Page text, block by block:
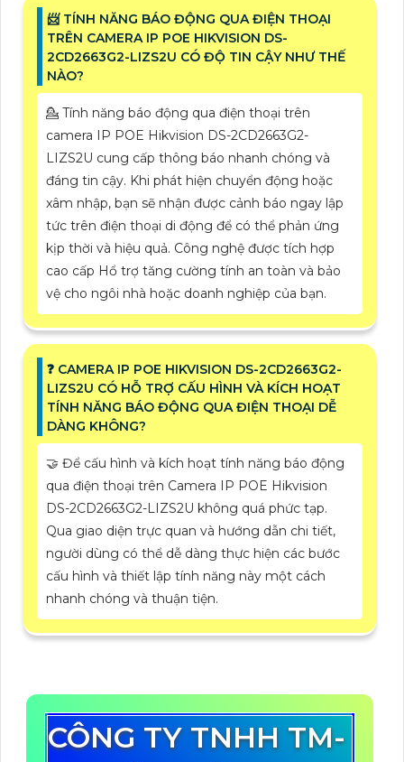
📨 TÍNH NĂNG BÁO ĐỘNG QUA ĐIỆN THOẠI
TRÊN CAMERA IP POE HIKVISION DS-
2CD2663G2-LIZS2U CÓ ĐỘ TIN CẬY NHƯ THẾ
NÀO?
💁 Tính năng báo động qua điện thoại trên
camera IP POE Hikvision DS-2CD2663G2-
LIZS2U cung cấp thông báo nhanh chóng và
đáng tin cậy. Khi phát hiện chuyển động hoặc
xâm nhập, bạn sẽ nhận được cảnh báo ngay lập
tức trên điện thoại di động để có thể phản ứng
kịp thời và hiệu quả. Công nghệ được tích hợp
cao cấp Hổ trợ tăng cường tính an toàn và bảo
vệ cho ngôi nhà hoặc doanh nghiệp của bạn.
❓ CAMERA IP POE HIKVISION DS-2CD2663G2-
LIZS2U CÓ HỖ TRỢ CẤU HÌNH VÀ KÍCH HOẠT
TÍNH NĂNG BÁO ĐỘNG QUA ĐIỆN THOẠI DỄ
DÀNG KHÔNG?
🤝 Để cấu hình và kích hoạt tính năng báo động
qua điện thoại trên Camera IP POE Hikvision
DS-2CD2663G2-LIZS2U không quá phức tạp.
Qua giao diện trực quan và hướng dẫn chi tiết,
người dùng có thể dễ dàng thực hiện các bước
cấu hình và thiết lập tính năng này một cách
nhanh chóng và thuận tiện.
CÔNG TY TNHH TM-